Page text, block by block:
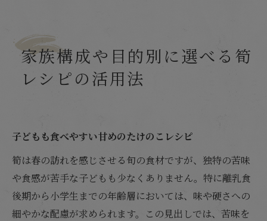
家族構成や目的別に選べる筍
レシピの活用法
子どもも食べやすい甘めのたけのこレシピ
筍は春の訪れを感じさせる旬の食材ですが、独特の苦味
や食感が苦手な子どもも少なくありません。特に離乳食
後期から小学生までの年齢層においては、味や硬さへの
細やかな配慮が求められます。この見出しでは、苦味を